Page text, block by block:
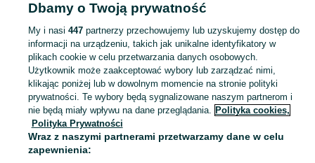
KATEGORIA
Szeroki wybór bluzek damskich Piotrków Trybunalski ▶️ Różne materiały i kolory ✅ Nowe i używane w atrakcyjnych cenach ✌ Sprawdź oferty na OLX.pl! Zobacz
Mapa kategorii
Mapa miejscowości
Dbamy o Twoją prywatność
My i nasi 447partnerzy przechowujemy lub uzyskujemy dostęp do
informacji na urządzeniu, takich jak unikalne identyfikatory w
plikach cookie w celu przetwarzania danych osobowych.
Użytkownik może zaakceptować wybory lub zarządzać nimi,
klikając poniżej lub w dowolnym momencie na stronie polityki
prywatności. Te wybory będą sygnalizowane naszym partnerom i
nie będą miały wpływu na dane przeglądania. Polityka cookies,
Polityka Prywatności
Wraz z naszymi partnerami przetwarzamy dane w celu
zapewnienia: